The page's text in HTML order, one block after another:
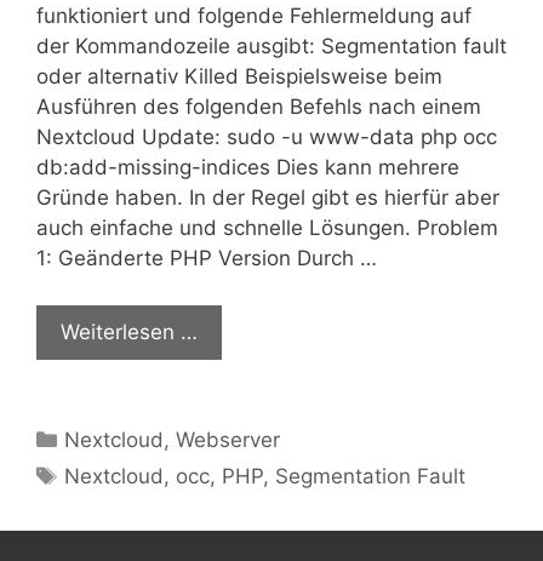
funktioniert und folgende Fehlermeldung auf
der Kommandozeile ausgibt: Segmentation fault
oder alternativ Killed Beispielsweise beim
Ausführen des folgenden Befehls nach einem
Nextcloud Update: sudo -u www-data php occ
db:add-missing-indices Dies kann mehrere
Gründe haben. In der Regel gibt es hierfür aber
auch einfache und schnelle Lösungen. Problem
1: Geänderte PHP Version Durch …
Weiterlesen …
Kategorien
Nextcloud ,Webserver
Schlagwörter
Nextcloud , occ, PHP, Segmentation Fault